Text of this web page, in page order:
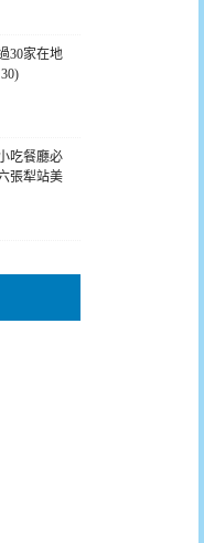
30家在地
吃餐廳必
張犁站美